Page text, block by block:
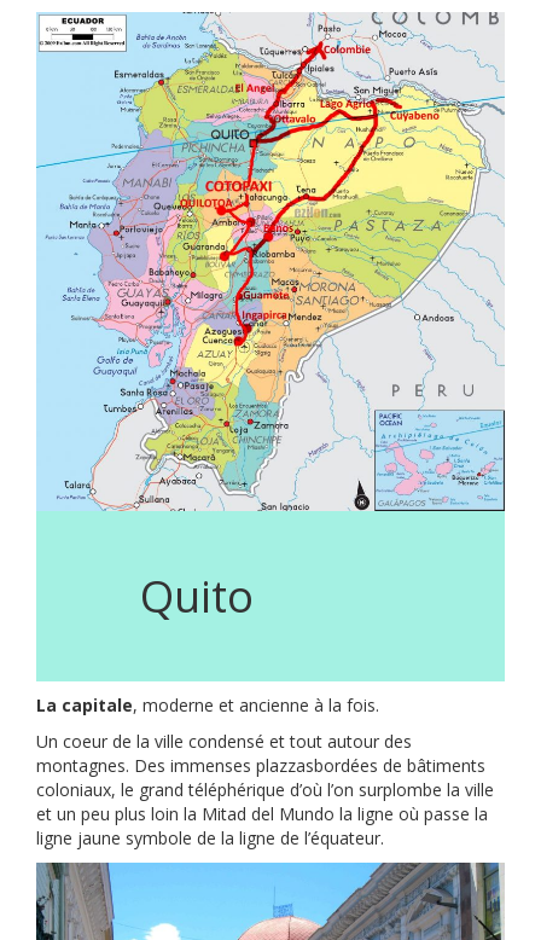
Quito
La capitale, moderne et ancienne à la fois.
Un coeur de la ville condensé et tout autour des
montagnes. Des immenses plazzasbordées de bâtiments
coloniaux, le grand téléphérique d’où l’on surplombe la ville
et un peu plus loin la Mitad del Mundo la ligne où passe la
ligne jaune symbole de la ligne de l’équateur.